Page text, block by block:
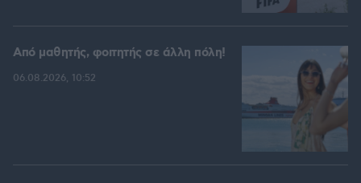
Από μαθητής, φοιτητής σε άλλη πόλη!
06.08.2026, 10:52